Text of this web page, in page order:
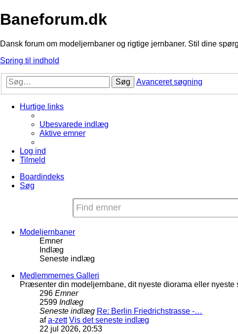
Baneforum.dk
Dansk forum om modeljernbaner og rigtige jernbaner. Stil dine
Spring til indhold
Søg Avanceret søgning
Hurtige links
Ubesvarede indlæg
Aktive emner
Log ind
Tilmeld
Boardindeks
Søg
Modeljernbaner
Emner
Indlæg
Seneste indlæg
Medlemmernes Galleri
Præsenter din modeljernbane, dit nyeste diorama eller
296 Emner
2599 Indlæg
Seneste indlæg Re: Berlin Friedrichstrasse -…
afa-zett Vis det seneste indlæg
22 jul 2026, 20:53